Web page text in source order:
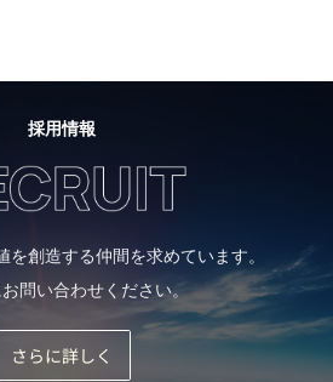
採用情報
創造する仲間を求めています。
問い合わせください。
さらに詳しく